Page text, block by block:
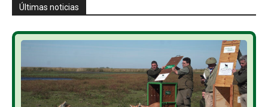
Últimas noticias